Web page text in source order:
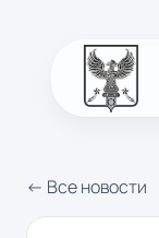
← Все новости